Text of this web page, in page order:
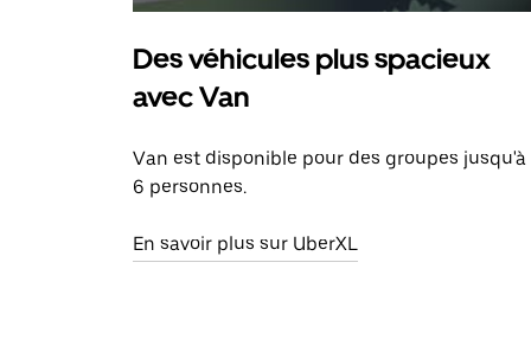
Des véhicules plus spacieux
avec Van
Van est disponible pour des groupes jusqu'à
6 personnes.
En savoir plus sur UberXL